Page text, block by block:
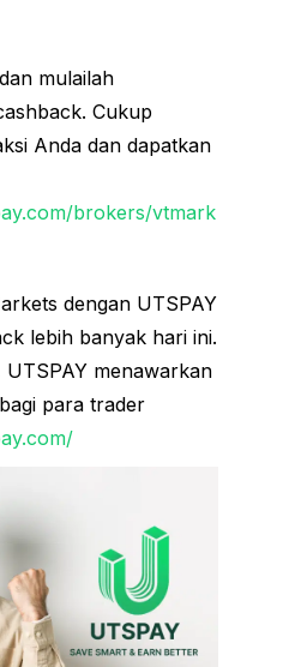
mulailah
Cukup
Anda dan dapatkan
brokers/vtmark
dengan UTSPAY
lebih banyak hari ini.
UTSPAY menawarkan
para trader